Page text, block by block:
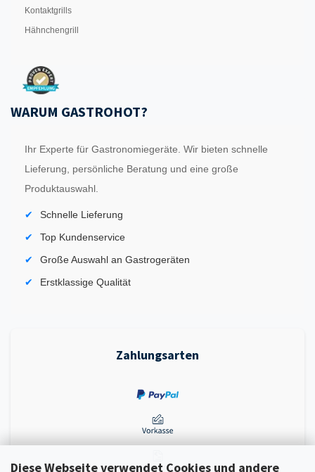
Diese Webseite verwendet Cookies und andere
Kontaktgrills
Hähnchengrill
WARUM GASTROHOT?
Ihr Experte für Gastronomiegeräte. Wir bieten schnelle
Lieferung, persönliche Beratung und eine große
Produktauswahl.
Schnelle Lieferung
Top Kundenservice
Große Auswahl an Gastrogeräten
Erstklassige Qualität
Zahlungsarten